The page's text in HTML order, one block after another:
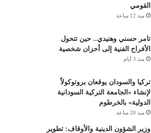
القومي
منذ 12 ساعة
تامر حسني وهنيدي.. حين تتحول
الأفراح الفنية إلى أحزان شخصية
منذ 3 أيام
تركيا والسودان يوقعان بروتوكولاً
لإنشاء «الجامعة التركية السودانية
الدولية» بالخرطوم
منذ 20 ساعة
وزير الشؤون الدينية والأوقاف: تطوير